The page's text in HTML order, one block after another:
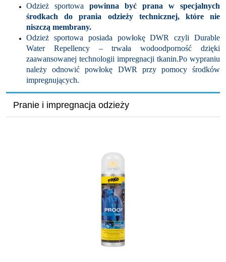
Odzież sportowa powinna być prana w specjalnych
środkach do prania odzieży technicznej, które nie
niszczą membrany.
Odzież sportowa posiada powłokę DWR czyli Durable
Water Repellency – trwała wodoodporność dzięki
zaawansowanej technologii impregnacji tkanin.Po wypraniu
należy odnowić powłokę DWR przy pomocy środków
impregnujących.
Pranie i impregnacja odzieży